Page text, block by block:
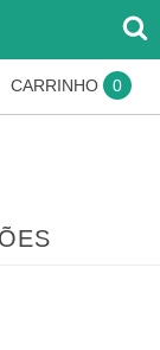
CARRINHO 0